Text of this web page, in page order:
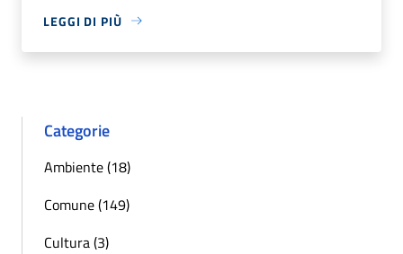
LEGGI DI PIÙ
Categorie
Ambiente (18)
Comune (149)
Cultura (3)